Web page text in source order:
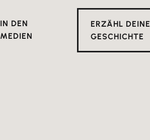
IN DEN
MEDIEN
ERZÄHL DEINE
GESCHICHTE